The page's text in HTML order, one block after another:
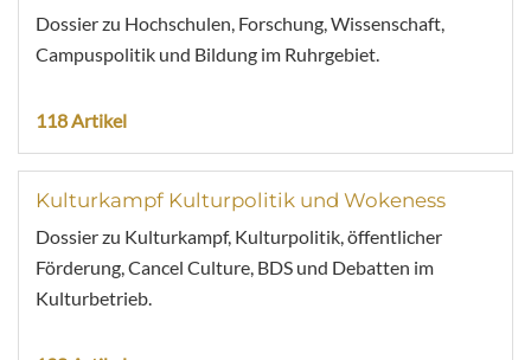
Dossier zu Hochschulen, Forschung, Wissenschaft,
Campuspolitik und Bildung im Ruhrgebiet.
118 Artikel
Kulturkampf Kulturpolitik und Wokeness
Dossier zu Kulturkampf, Kulturpolitik, öffentlicher
Förderung, Cancel Culture, BDS und Debatten im
Kulturbetrieb.